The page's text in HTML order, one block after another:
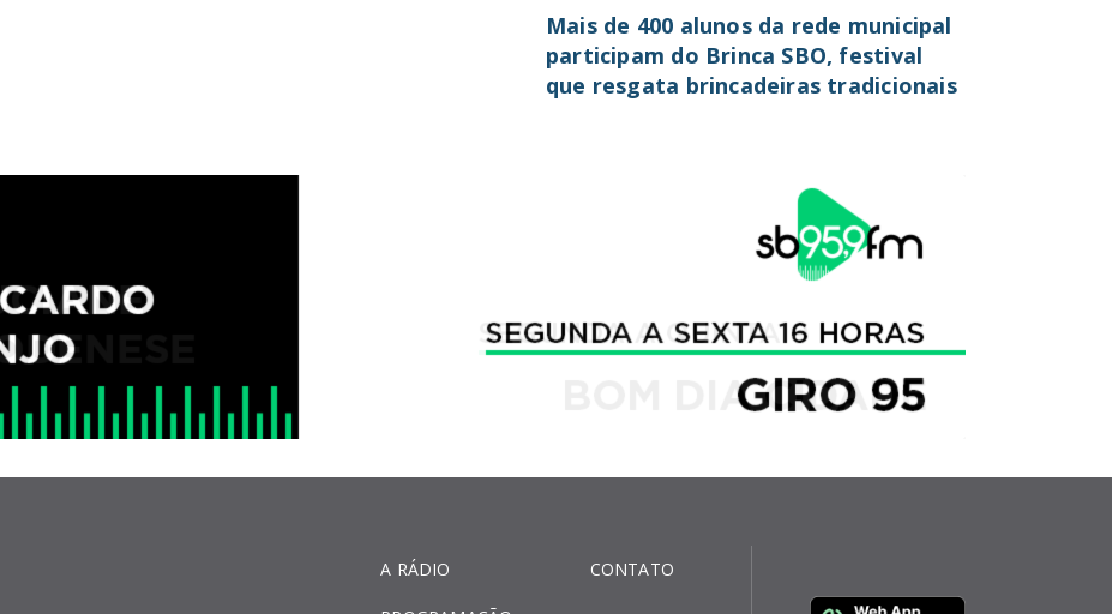
Mais de 400 alunos da rede municipal
participam do Brinca SBO, festival
que resgata brincadeiras tradicionais
A RÁDIO CONTATO